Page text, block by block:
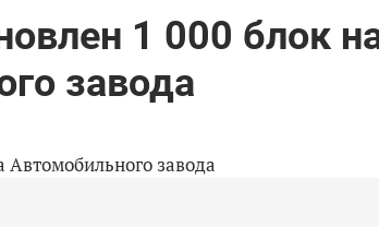
1 000 блок
завода
Автомобильного завода